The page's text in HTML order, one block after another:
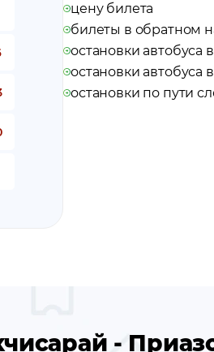
цену билета
билеты в обратном
остановки автобуса
остановки автобуса
остановки по пути
-